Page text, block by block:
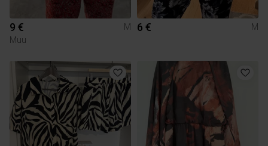
9 €
M
Muu
6 € M